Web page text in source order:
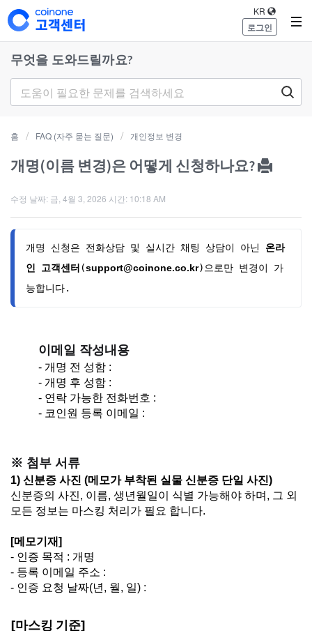
로그인
KR
무엇을 도와드릴까요?
홈 FAQ (자주 묻는 질문) 개인정보 변경
개명(이름 변경)은 어떻게 신청하나요?
수정 날짜: 금, 4월 3, 2026 시간: 10:18 AM
개명 신청은 전화상담 및 실시간 채팅 상담이 아닌 온라
인 고객센터 (support@coinone.co.kr)으로만 변경이 가
능합니다.
이메일 작성내용
- 개명 전 성함 :
- 개명 후 성함 :
- 연락 가능한 전화번호 :
- 코인원 등록 이메일 :
※ 첨부 서류
1) 신분증 사진 (메모가 부착된 실물 신분증 단일 사진)
신분증의 사진, 이름, 생년월일이 식별 가능해야 하며, 그 외
모든 정보는 마스킹 처리가 필요 합니다.
[메모기재]
- 인증 목적 : 개명
- 등록 이메일 주소 :
- 인증 요청 날짜(년, 월, 일) :
[마스킹 기준]